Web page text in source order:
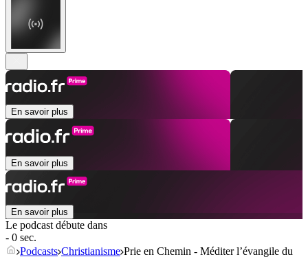
En savoir plus
En savoir plus
En savoir plus
Le podcast débute dans
- 0 sec.
Podcasts Christianisme Prie en Chemin - Méditer l’évangile du